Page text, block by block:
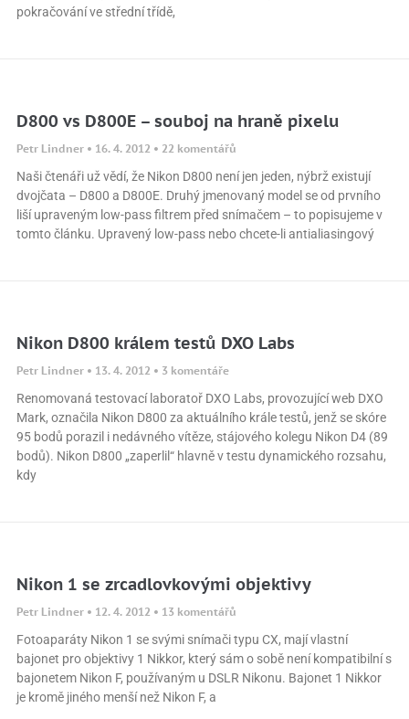
pokračování ve střední třídě,
D800 vs D800E – souboj na hraně pixelu
Petr Lindner 16. 4. 2012 22 komentářů
Naši čtenáři už vědí, že Nikon D800 není jen jeden, nýbrž existují
dvojčata – D800 a D800E. Druhý jmenovaný model se od prvního
liší upraveným low-pass filtrem před snímačem – to popisujeme v
tomto článku. Upravený low-pass nebo chcete-li antialiasingový
Nikon D800 králem testů DXO Labs
Petr Lindner 13. 4. 2012 3 komentáře
Renomovaná testovací laboratoř DXO Labs, provozující web DXO
Mark, označila Nikon D800 za aktuálního krále testů, jenž se skóre
95 bodů porazil i nedávného vítěze, stájového kolegu Nikon D4 (89
bodů). Nikon D800 „zaperlil“ hlavně v testu dynamického rozsahu,
kdy
Nikon 1 se zrcadlovkovými objektivy
Petr Lindner 12. 4. 2012 13 komentářů
Fotoaparáty Nikon 1 se svými snímači typu CX, mají vlastní
bajonet pro objektivy 1 Nikkor, který sám o sobě není kompatibilní s
bajonetem Nikon F, používaným u DSLR Nikonu. Bajonet 1 Nikkor
je kromě jiného menší než Nikon F, a